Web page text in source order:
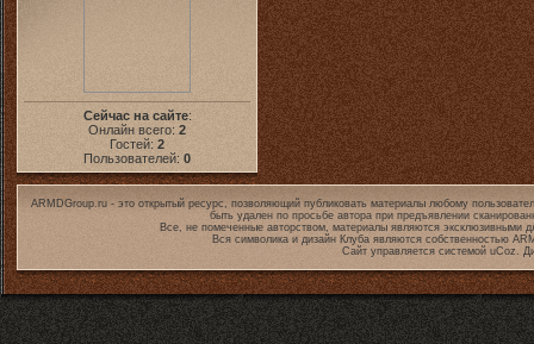
Сейчас на сайте:
Онлайн всего: 2
Гостей: 2
Пользователей: 0
ARMDGroup.ru - это открытый ресурс, позволяющий публиковать материалы любому
быть удален по просьбе автора при предъявлении
Все, не помеченные авторством, материалы являются эксклюзивными
Вся символика и дизайн Клуба являются собственностью
Сайт управляется системой uCoz.